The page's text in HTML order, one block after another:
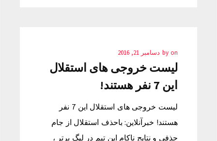
by on دسامبر 21, 2016
لیست خروجی های استقلال
این 7 نفر هستند!
لیست خروجی های استقلال این 7 نفر
هستند! خبرآنلاین: باحذف استقلال از جام
حذفی و نتایج ناکام این تیم در لیگ برتر ،